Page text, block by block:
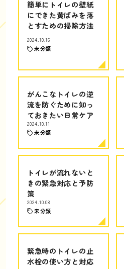
簡単にトイレの壁紙
にできた黄ばみを落
とすための掃除方法
2024.10.16
未分類
がんこなトイレの逆
流を防ぐために知っ
ておきたい日常ケア
2024.10.11
未分類
トイレが流れないと
きの緊急対応と予防
策
2024.10.08
未分類
緊急時のトイレの止
水栓の使い方と対応